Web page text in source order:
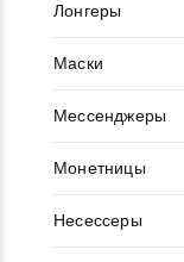
Лонгеры
Маски
Мессенджеры
Монетницы
Несессеры